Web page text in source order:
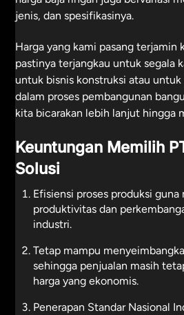
jenis, dan spesifikasinya.
Harga yang kami pasang terjamin
pastinya terjangkau untuk segala
untuk bisnis konstruksi atau untuk
dalam proses pembangunan
kita bicarakan lebih lanjut hingga
Keuntungan Memilih
Solusi
Efisiensi proses produksi
produktivitas dan
industri.
Tetap mampu
sehingga penjualan masih
harga yang ekonomis.
Penerapan Standar Nasional